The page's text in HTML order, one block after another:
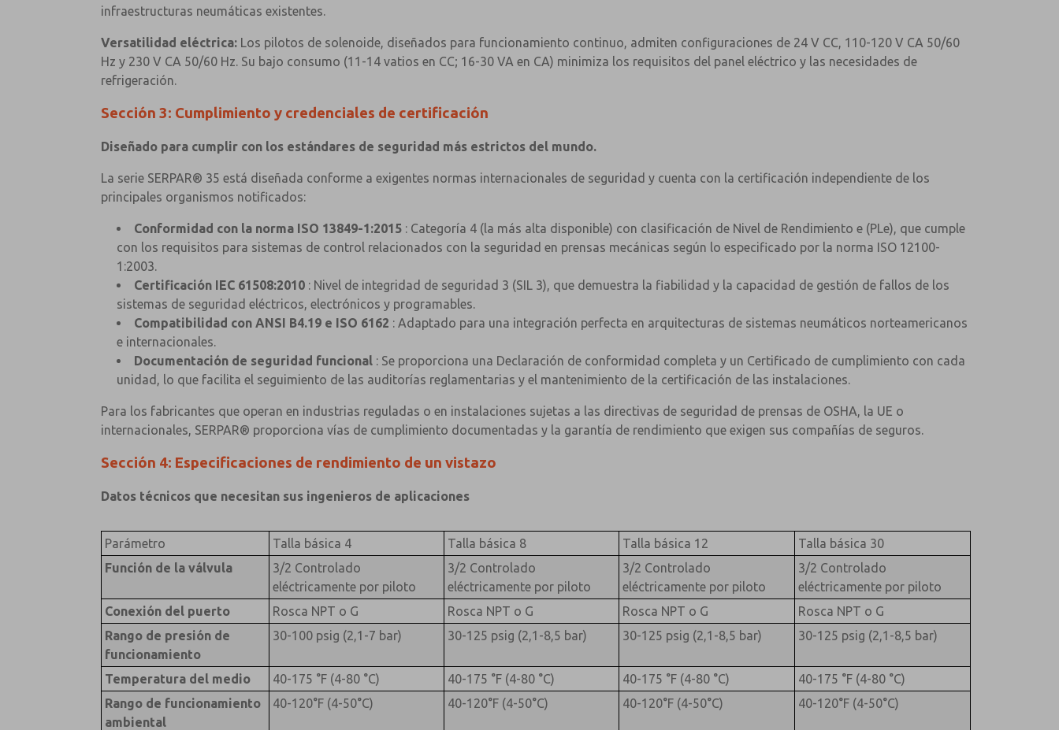
infraestructuras neumáticas existentes.
Versatilidad eléctrica: Los pilotos de solenoide, diseñados para funcionamiento continuo, admiten configuraciones de 24 V CC, 110-120 V CA 50/60
Hz y 230 V CA 50/60 Hz. Su bajo consumo (11-14 vatios en CC; 16-30 VA en CA) minimiza los requisitos del panel eléctrico y las necesidades de
refrigeración.
Sección 3: Cumplimiento y credenciales de certificación
Diseñado para cumplir con los estándares de seguridad más estrictos del mundo.
La serie SERPAR® 35 está diseñada conforme a exigentes normas internacionales de seguridad y cuenta con la certificación independiente de los
principales organismos notificados:
Conformidad con la norma ISO 13849-1:2015 : Categoría 4 (la más alta disponible) con clasificación de Nivel de Rendimiento e (PLe), que cumple
con los requisitos para sistemas de control relacionados con la seguridad en prensas mecánicas según lo especificado por la norma ISO 12100-
1:2003.
Certificación IEC 61508:2010 : Nivel de integridad de seguridad 3 (SIL 3), que demuestra la fiabilidad y la capacidad de gestión de fallos de los
sistemas de seguridad eléctricos, electrónicos y programables.
Compatibilidad con ANSI B4.19 e ISO 6162 : Adaptado para una integración perfecta en arquitecturas de sistemas neumáticos norteamericanos
e internacionales.
Documentación de seguridad funcional : Se proporciona una Declaración de conformidad completa y un Certificado de cumplimiento con cada
unidad, lo que facilita el seguimiento de las auditorías reglamentarias y el mantenimiento de la certificación de las instalaciones.
Para los fabricantes que operan en industrias reguladas o en instalaciones sujetas a las directivas de seguridad de prensas de OSHA, la UE o
internacionales, SERPAR® proporciona vías de cumplimiento documentadas y la garantía de rendimiento que exigen sus compañías de seguros.
Sección 4: Especificaciones de rendimiento de un vistazo
Datos técnicos que necesitan sus ingenieros de aplicaciones
Parámetro Talla básica 4 Talla básica 8 Talla básica 12
Talla básica 30
Función de la válvula
3/2 Controlado
eléctricamente por piloto
3/2 Controlado
eléctricamente por piloto
3/2 Controlado
eléctricamente por piloto
3/2 Controlado
eléctricamente por piloto
Conexión del puerto
Rosca NPT o G Rosca NPT o G Rosca NPT o G
Rosca NPT o G
Rango de presión de
funcionamiento
30-100 psig (2,1-7 bar) 30-125 psig (2,1-8,5 bar) 30-125 psig (2,1-8,5 bar) 30-125 psig (2,1-8,5 bar)
Temperatura del medio 40-175 °F (4-80 °C) 40-175 °F (4-80 °C) 40-175 °F (4-80 °C)
40-175 °F (4-80 °C)
Rango de funcionamiento
ambiental
40-120°F (4-50°C) 40-120°F (4-50°C) 40-120°F (4-50°C) 40-120°F (4-50°C)